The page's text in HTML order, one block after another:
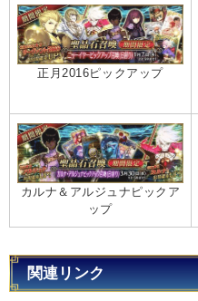
正月2016ピックアップ
カルナ＆アルジュナピックア
ップ
関連リンク